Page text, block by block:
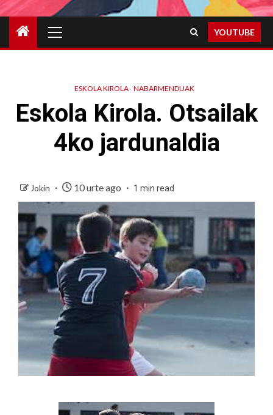
Menu
YOUTUBE
ESKOLA KIROLA NABARMENDUAK
Eskola Kirola. Otsailak
4ko jardunaldia
Jokin 10 urte ago 1 min read